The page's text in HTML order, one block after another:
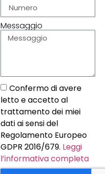
Messaggio
Confermo di avere
letto e accetto al
trattamento dei miei
dati ai sensi del
Regolamento Europeo
GDPR 2016/679. Leggi
l’informativa completa